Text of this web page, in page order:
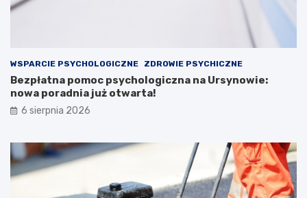
WSPARCIE PSYCHOLOGICZNE ZDROWIE PSYCHICZNE
Bezpłatna pomoc psychologiczna na Ursynowie:
nowa poradnia już otwarta!
6 sierpnia 2026